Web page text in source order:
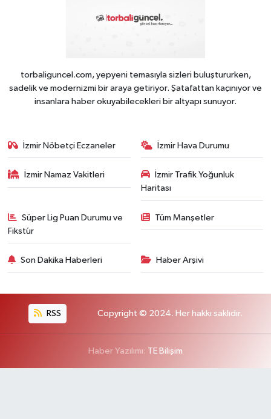
torbaliguncel.com, yepyeni temasıyla sizleri buluştururken,
sadelik ve modernizmi bir araya getiriyor. Şatafattan kaçınıyor ve
insanlara haber okuyabilecekleri bir altyapı sunuyor.
İzmir Nöbetçi Eczaneler İzmir Hava Durumu
İzmir Namaz Vakitleri
İzmir Trafik Yoğunluk
Haritası
Süper Lig Puan Durumu ve
Fikstür
Tüm Manşetler
Son Dakika Haberleri Haber Arşivi
RSS Copyright © 2024. Her hakkı saklıdır.
Haber Yazılımı: TE Bilişim